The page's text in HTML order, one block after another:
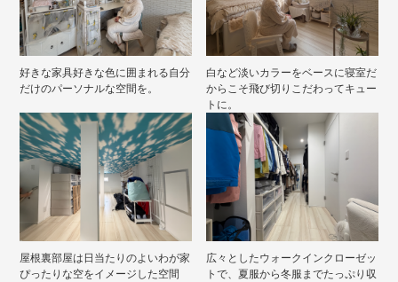
好きな家具好きな色に囲まれる自分
だけのパーソナルな空間を。
白など淡いカラーをベースに寝室だ
からこそ飛び切りこだわってキュー
トに。
屋根裏部屋は日当たりのよいわが家
ぴったりな空をイメージした空間
広々としたウォークインクローゼッ
トで、夏服から冬服までたっぷり収